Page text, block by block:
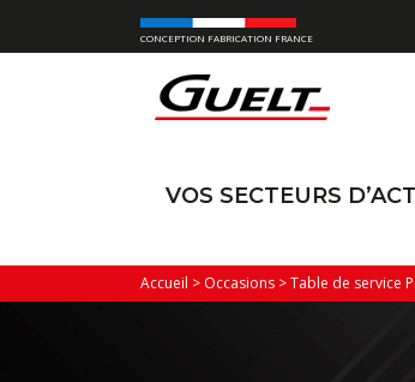
CONCEPTION FABRICATION FRANCE
VOS SECTEURS
Accueil > Occasions >Table de service